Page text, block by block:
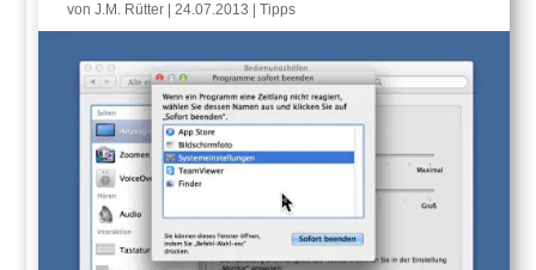
vonJ.M. Rütter |24.07.2013 |Tipps